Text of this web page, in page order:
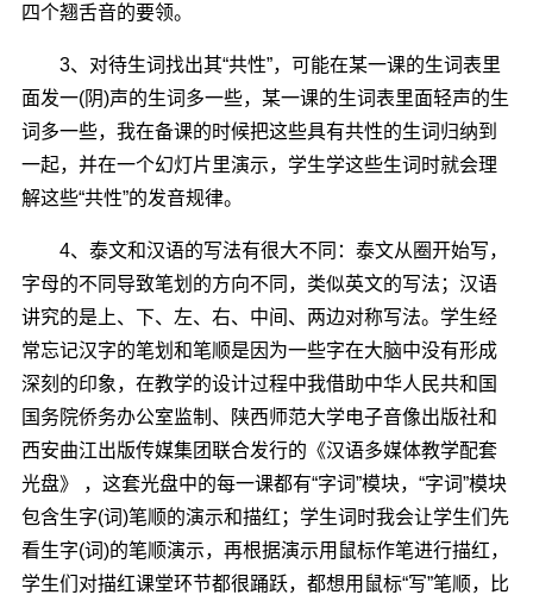
四个翘舌音的要领。
3、对待生词找出其“共性”，可能在某一课的生词表里
面发一(阴)声的生词多一些，某一课的生词表里面轻声的生
词多一些，我在备课的时候把这些具有共性的生词归纳到
一起，并在一个幻灯片里演示，学生学这些生词时就会理
解这些“共性”的发音规律。
4、泰文和汉语的写法有很大不同：泰文从圈开始写，
字母的不同导致笔划的方向不同，类似英文的写法；汉语
讲究的是上、下、左、右、中间、两边对称写法。学生经
常忘记汉字的笔划和笔顺是因为一些字在大脑中没有形成
深刻的印象，在教学的设计过程中我借助中华人民共和国
国务院侨务办公室监制、陕西师范大学电子音像出版社和
西安曲江出版传媒集团联合发行的《汉语多媒体教学配套
光盘》 ，这套光盘中的每一课都有“字词”模块，“字词”模块
包含生字(词)笔顺的演示和描红；学生词时我会让学生们先
看生字(词)的笔顺演示，再根据演示用鼠标作笔进行描红，
学生们对描红课堂环节都很踊跃，都想用鼠标“写”笔顺，比